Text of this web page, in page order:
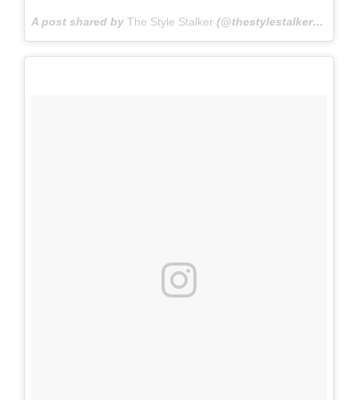
A post shared by The Style Stalker (@thestylestalkercom) on